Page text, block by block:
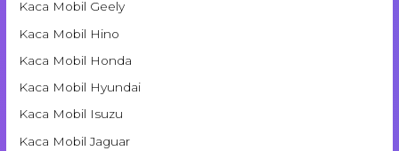
Kaca Mobil Geely
Kaca Mobil Hino
Kaca Mobil Honda
Kaca Mobil Hyundai
Kaca Mobil Isuzu
Kaca Mobil Jaguar